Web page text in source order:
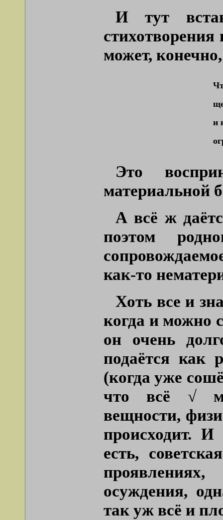
И тут
стихотворения
может,
и
Это
материальной
А всё ж
поэтом
как-то
Хоть все и
когда и можно
он очень
подаётся как
(когда уже
что всё √
вещности,
происходит. И
есть,
осуждения,
так уж всё и